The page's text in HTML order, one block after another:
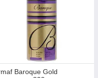
Baroque Gold